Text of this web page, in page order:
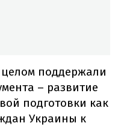
целом поддержали
– развитие
подготовки как
Украины к